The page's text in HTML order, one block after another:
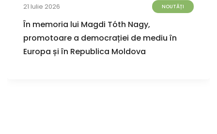
21 Iulie 2026 NOUTĂȚI
În memoria lui Magdi Tóth Nagy,
promotoare a democrației de mediu în
Europa și în Republica Moldova